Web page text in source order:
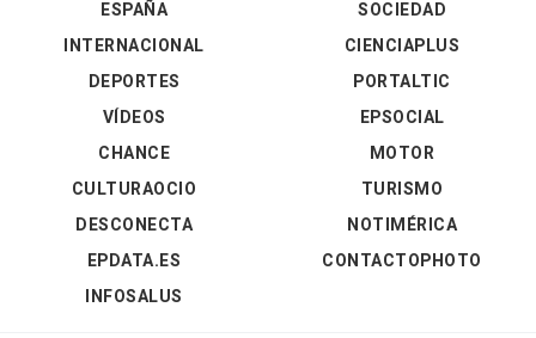
ESPAÑA
INTERNACIONAL
DEPORTES
VÍDEOS
SOCIEDAD
CIENCIAPLUS
PORTALTIC
EPSOCIAL
CHANCE
CULTURAOCIO
DESCONECTA
EPDATA.ES
INFOSALUS
MOTOR
TURISMO
NOTIMÉRICA
CONTACTOPHOTO